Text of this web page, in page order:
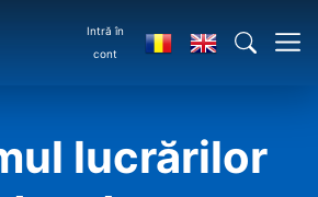
Intră în
cont
lucrărilor